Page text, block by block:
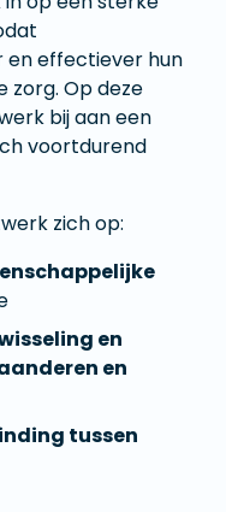
en effectiever hun
zorg. Op deze
bij aan een
voortdurend
zich op:
en
en
tussen